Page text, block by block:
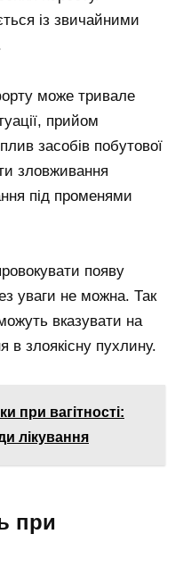
із звичайними
може тривале
прийом
засобів побутової
зловживання
під променями
появу
уваги не можна. Так
вказувати на
в злоякісну пухлину.
при вагітності:
лікування
при